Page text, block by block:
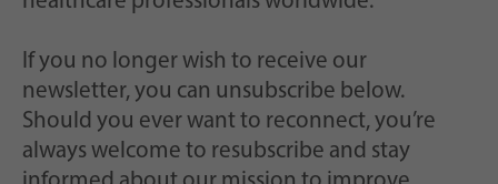
If you no longer wish to receive our
newsletter, you can unsubscribe below.
Should you ever want to reconnect, you’re
always welcome to resubscribe and stay
Zweck
generierte ID, für die historische Speicherung
Webseiten-Betreiber dies eingestellt hat.